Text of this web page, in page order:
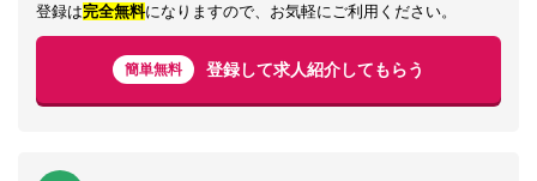
登録は完全無料になりますので、お気軽にご利用ください。
簡単無料 登録して求人紹介してもらう